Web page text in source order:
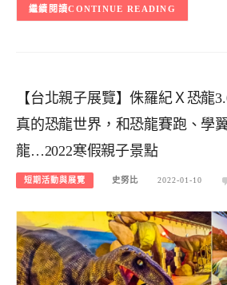
CONTINUE READING
【台北親子展覽】侏羅紀Ｘ恐龍
真的恐龍世界，和恐龍賽跑、學
龍…2022寒假親子景點
短期活動與展覽 史努比 2022-01-10